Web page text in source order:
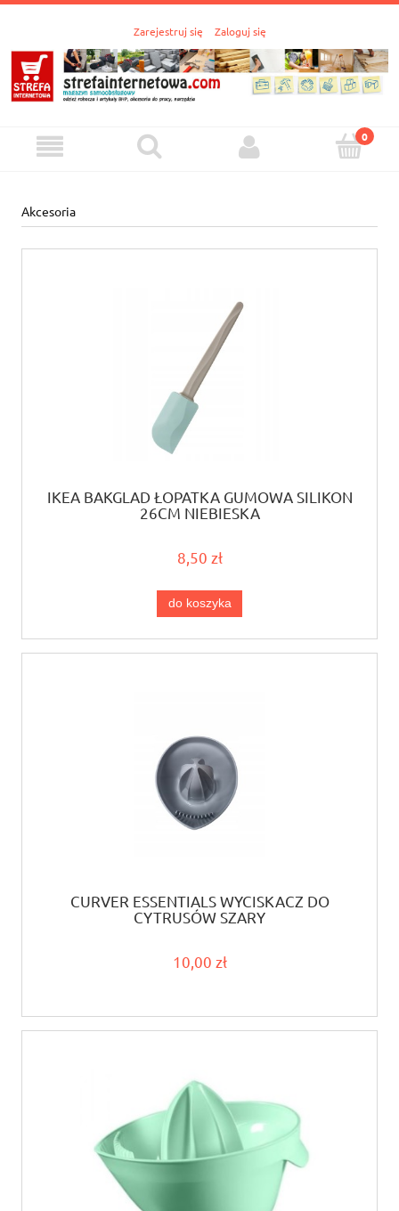
Zarejestruj się Zaloguj się
Akcesoria
IKEA BAKGLAD ŁOPATKA GUMOWA SILIKON
26CM NIEBIESKA
8,50 zł
do koszyka
CURVER ESSENTIALS WYCISKACZ DO
CYTRUSÓW SZARY
10,00 zł